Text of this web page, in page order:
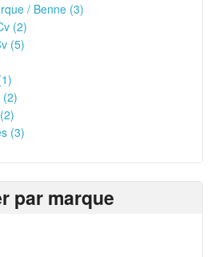
/ Benne (3)
(2)
(5)
(2)
(3)
par marque